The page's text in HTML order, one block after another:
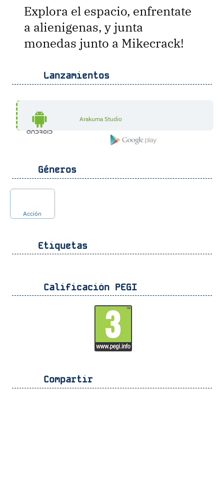
Explora el espacio, enfrentate
a alienigenas, y junta
monedas junto a Mikecrack!
Lanzamientos
Arakuma Studio
Géneros
Acción
Etiquetas
Calificación PEGI
Compartir